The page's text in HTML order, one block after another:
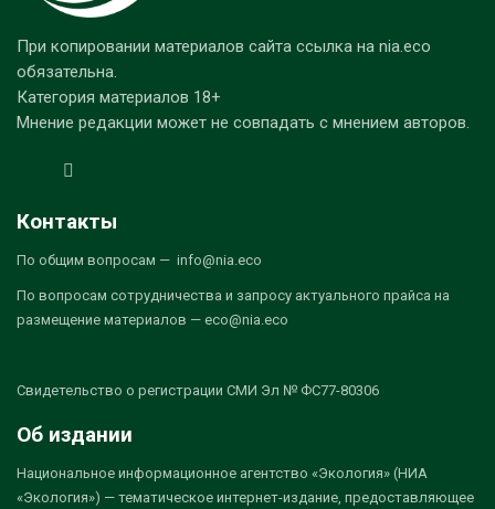
При копировании материалов сайта ссылка на nia.eco
обязательна.
Категория материалов 18+
Мнение редакции может не совпадать с мнением авторов.
Контакты
По общим вопросам — info@nia.eco
По вопросам сотрудничества и запросу актуального прайса на
размещение материалов — eco@nia.eco
Свидетельство о регистрации СМИ Эл № ФС77-80306
Об издании
Национальное информационное агентство «Экология» (НИА
«Экология») — тематическое интернет-издание, предоставляющее